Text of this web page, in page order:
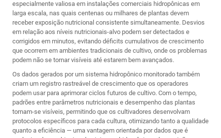
especialmente valiosa em instalações comerciais hidropônicas em
larga escala, nas quais centenas ou milhares de plantas devem
receber exposição nutricional consistente simultaneamente. Desvios
em relação aos níveis nutricionais-alvo podem ser detectados e
corrigidos em minutos, evitando déficits cumulativos de crescimento
que ocorrem em ambientes tradicionais de cultivo, onde os problemas
podem não se tornar visíveis até estarem bem avançados.
Os dados gerados por um sistema hidropônico monitorado também
criam um registro rastreável de crescimento que os operadores
podem usar para aprimorar ciclos futuros de cultivo. Com o tempo,
padrões entre parâmetros nutricionais e desempenho das plantas
tornam-se visíveis, permitindo que os cultivadores desenvolvam
protocolos específicos para cada cultura, otimizando tanto a qualidade
quanto a eficiência — uma vantagem orientada por dados que é